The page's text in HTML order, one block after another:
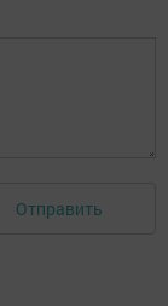
Отправить